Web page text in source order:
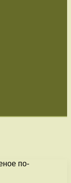
по-